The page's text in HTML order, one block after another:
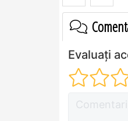
Evaluați